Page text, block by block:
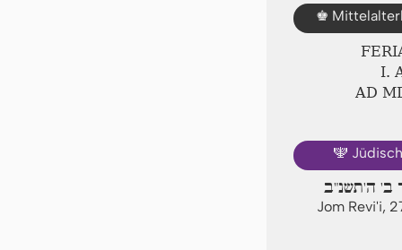
♚
Ⅰ.
AD
🕎
ב' ה'תשנ"ב
Jom Revi'i,